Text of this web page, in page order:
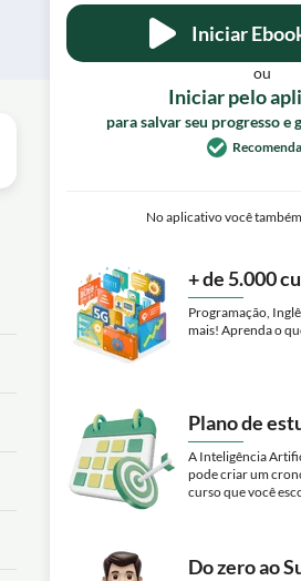
Iniciar
ou
Iniciar pelo
para salvar seu progresso e
No aplicativo você
+ de 5.000
Programação,
mais! Aprenda o
Plano de
A Inteligência
pode criar um
curso que você
Do zero ao